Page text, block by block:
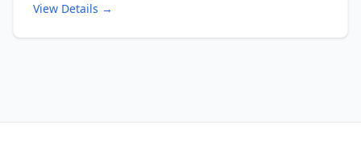
View Details →